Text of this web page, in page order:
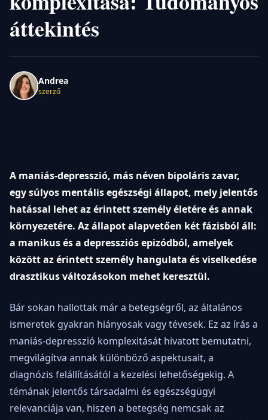
áttekintés
Andrea
szerző
A maniás-depresszió, más néven bipoláris zavar,
egy súlyos mentális egészségi állapot, mely jelentős
hatással lehet az érintett személy életére és annak
környezetére. Az állapot alapvetően két fázisból áll:
a manikus és a depressziós epizódból, amelyek
között az érintett személy hangulata és viselkedése
drasztikus változásokon mehet keresztül.
Bár sokan hallottak már a betegségről, az általános
ismeretek gyakran hiányosak vagy tévesek. Ez az írás a
maniás-depresszió komplexitását hivatott bemutatni,
megvilágítva annak különböző aspektusait, a
diagnózis felállításától a kezelési lehetőségekig. A
témának jelentős társadalmi és egészségügyi
relevanciája van, hiszen a betegség nemcsak az